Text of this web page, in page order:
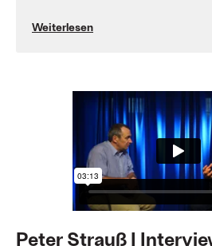
Weiterlesen
Peter Strauß |